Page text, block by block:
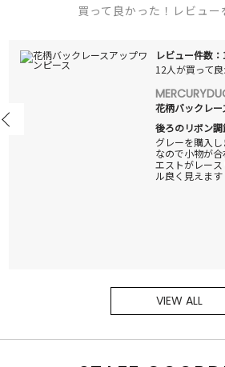
買って良かった！レビュー
レビュー件数
12人が買って良
花柄バックレ
後ろのリボン調
グレーを購入
なので小物が
エストがレー
ル良く見えます
VIEW ALL